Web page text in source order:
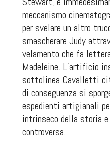
meccanismo
per svelare un altro
smascherare Judy
velamento che fa
Madeleine. L’artificio
sottolinea Cavalletti
di conseguenza si
espedienti artigianali
intrinseco della storia
controversa.